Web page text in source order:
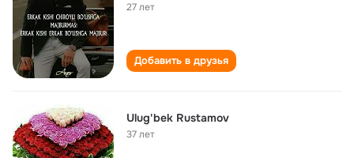
27 лет
Добавить в друзья
Ulug'bek Rustamov
37 лет